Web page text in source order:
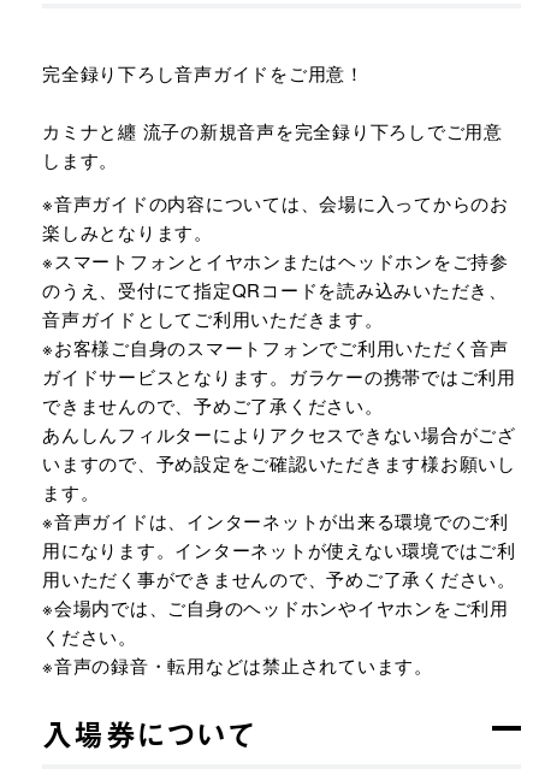
完全録り下ろし音声ガイドをご用意！
カミナと纏 流子の新規音声を完全録り下ろしでご用意
します。
※音声ガイドの内容については、会場に入ってからのお
楽しみとなります。
※スマートフォンとイヤホンまたはヘッドホンをご持参
のうえ、受付にて指定QRコードを読み込みいただき、
音声ガイドとしてご利用いただきます。
※お客様ご自身のスマートフォンでご利用いただく音声
ガイドサービスとなります。ガラケーの携帯ではご利用
できませんので、予めご了承ください。
あんしんフィルターによりアクセスできない場合がござ
いますので、予め設定をご確認いただきます様お願いし
ます。
※音声ガイドは、インターネットが出来る環境でのご利
用になります。インターネットが使えない環境ではご利
用いただく事ができませんので、予めご了承ください。
※会場内では、ご自身のヘッドホンやイヤホンをご利用
ください。
※音声の録音・転用などは禁止されています。
入場券について